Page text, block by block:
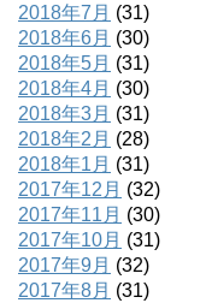
2018年7月 (31)
2018年6月 (30)
2018年5月 (31)
2018年4月 (30)
2018年3月 (31)
2018年2月 (28)
2018年1月 (31)
2017年12月 (32)
2017年11月 (30)
2017年10月 (31)
2017年9月 (32)
2017年8月 (31)